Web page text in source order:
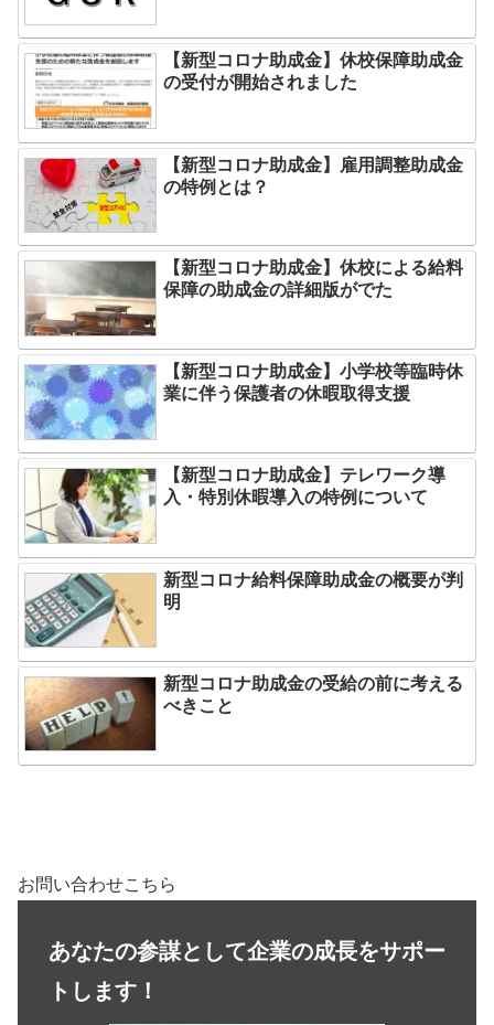
【新型コロナ助成金】休校保障助成金
の受付が開始されました
【新型コロナ助成金】雇用調整助成金
の特例とは？
【新型コロナ助成金】休校による給料
保障の助成金の詳細版がでた
【新型コロナ助成金】小学校等臨時休
業に伴う保護者の休暇取得支援
【新型コロナ助成金】テレワーク導
入・特別休暇導入の特例について
新型コロナ給料保障助成金の概要が判
明
新型コロナ助成金の受給の前に考える
べきこと
お問い合わせこちら
あなたの参謀として企業の成長をサポー
トします！